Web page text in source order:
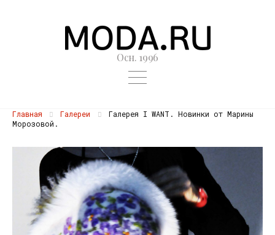
Осн. 1996
Главная Галереи
Галерея I WANT. Новинки от Марины
Морозовой.